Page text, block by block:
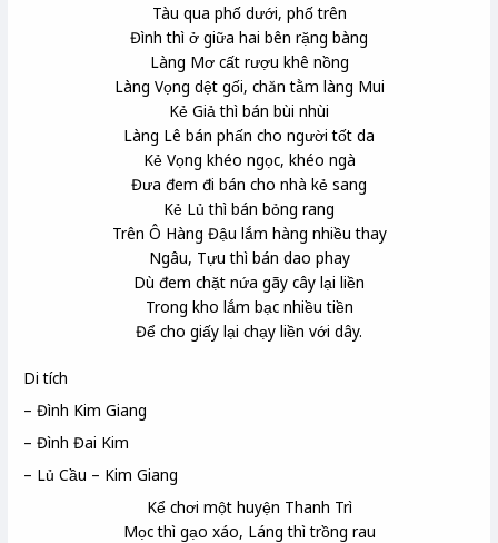
Tàu qua phố dưới, phố trên
Đình thì ở giữa hai bên rặng bàng
Làng Mơcất rượu khê nồng
Làng Vọng dệt gối, chăn tằm làng Mui
Kẻ Giảthì bán bùi nhùi
Làng Lê bán phấn cho người tốt da
Kẻ Vọng khéo ngọc, khéo ngà
Đưa đem đi bán cho nhà kẻ sang
Kẻ Lủ thì bán bỏng rang
Trên Ô Hàng Đậu lắm hàng nhiều thay
Ngâu, Tựu thì bán dao phay
Dù đem chặt nứa gãy cây lại liền
Trong kho lắm bạc nhiều tiền
Để cho giấy lại chạy liền với dây.
Di tích
– Đình Kim Giang
– Đình Đai Kim
– Lủ Cầu – Kim Giang
Kể chơi một huyện Thanh Trì
Mọc thì gạo xáo, Láng thì trồng rau